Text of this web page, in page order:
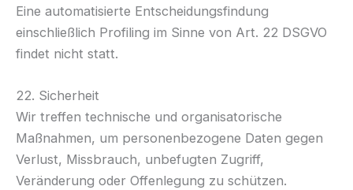
Eine automatisierte Entscheidungsfindung
einschließlich Profiling im Sinne von Art. 22 DSGVO
findet nicht statt.
22. Sicherheit
Wir treffen technische und organisatorische
Maßnahmen, um personenbezogene Daten gegen
Verlust, Missbrauch, unbefugten Zugriff,
Veränderung oder Offenlegung zu schützen.